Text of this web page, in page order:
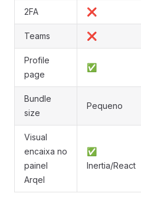
2FA ❌
Teams ❌
Profile
page
✅
Bundle
size
Pequeno
Visual
encaixa no
painel
Arqel
✅
Inertia/React